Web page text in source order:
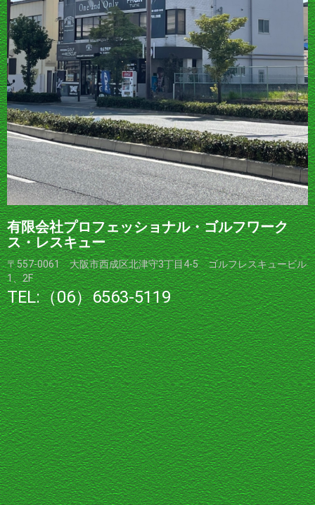
有限会社プロフェッショナル・ゴルフワーク
ス・レスキュー
〒557-0061 大阪市西成区北津守3丁目4-5 ゴルフレスキュービル
1、2F
TEL:（06）6563-5119